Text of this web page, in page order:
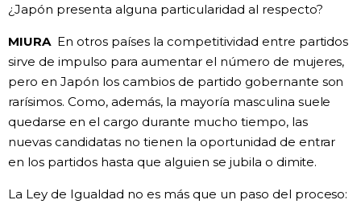
¿Japón presenta alguna particularidad al respecto?
MIURAEn otros países la competitividad entre partidos
sirve de impulso para aumentar el número de mujeres,
pero en Japón los cambios de partido gobernante son
rarísimos. Como, además, la mayoría masculina suele
quedarse en el cargo durante mucho tiempo, las
nuevas candidatas no tienen la oportunidad de entrar
en los partidos hasta que alguien se jubila o dimite.
La Ley de Igualdad no es más que un paso del proceso: